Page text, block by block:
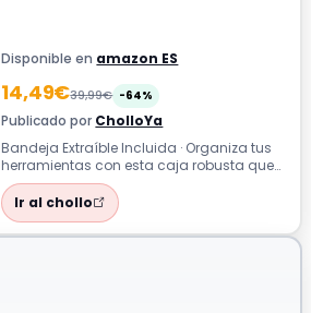
Disponible en amazon ES
14,49€39,99€ -64%
Publicado por CholloYa
Bandeja Extraíble Incluida · Organiza tus
herramientas con esta caja robusta que
incluye bandeja extraíble y Cierres ...
Ir al chollo